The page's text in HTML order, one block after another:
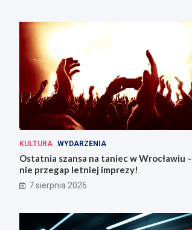
KULTURA WYDARZENIA
Ostatnia szansa na taniec w Wrocławiu –
nie przegap letniej imprezy!
7 sierpnia 2026